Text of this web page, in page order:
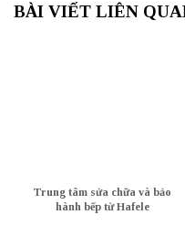
BÀI VIẾT LIÊN
Trung tâm sửa chữa và bảo
hành bếp từ Hafele